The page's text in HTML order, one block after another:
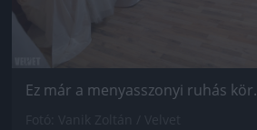
Ez már a menyasszonyi ruhás kör.